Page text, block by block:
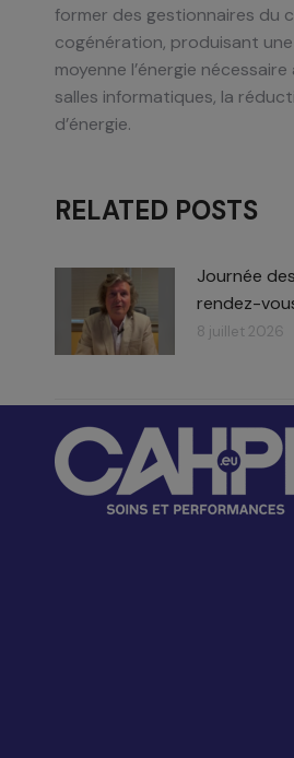
former des gestionnaires du
cogénération, produisant
moyenne l’énergie
salles informatiques, la
d’énergie.
RELATED POSTS
Journée
rendez-
8 juillet 2026